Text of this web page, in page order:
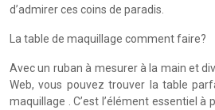
d’admirer ces coins de paradis.
La table de maquillage comment faire?
Avec un ruban à mesurer à la main et
Web, vous pouvez trouver la table
maquillage . C’est l’élément essentiel